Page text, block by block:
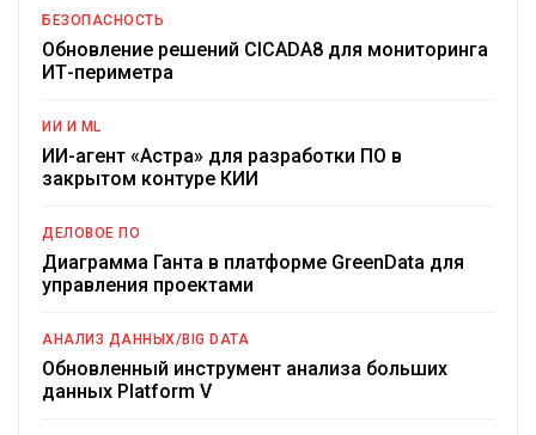
БЕЗОПАСНОСТЬ
Обновление решений CICADA8 для мониторинга
ИТ-периметра
ИИ И ML
ИИ-агент «Астра» для разработки ПО в
закрытом контуре КИИ
ДЕЛОВОЕ ПО
Диаграмма Ганта в платформе GreenData для
управления проектами
АНАЛИЗ ДАННЫХ/BIG DATA
Обновленный инструмент анализа больших
данных Platform V